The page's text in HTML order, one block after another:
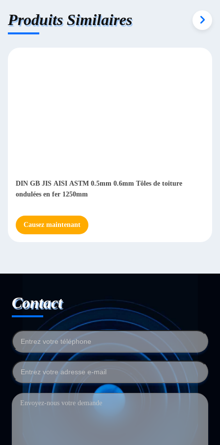
Produits Similaires
DIN GB JIS AISI ASTM 0.5mm 0.6mm Tôles de toiture
ondulées en fer 1250mm
Causez maintenant
Contact